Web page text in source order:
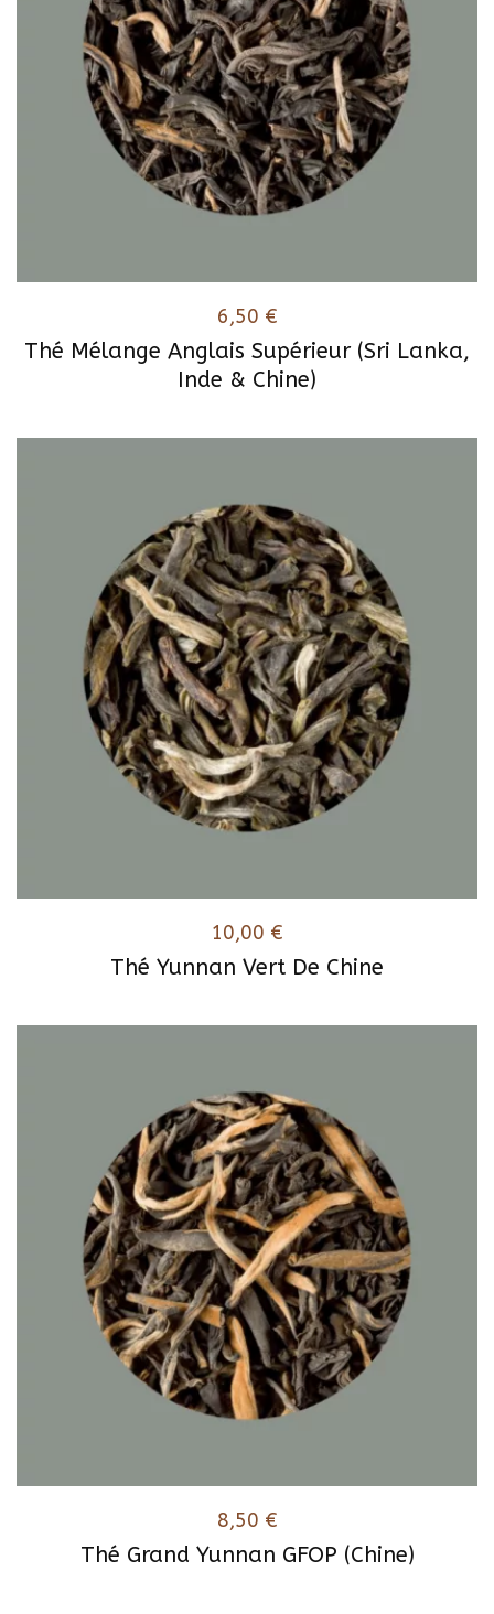
Thé Mélange Anglais Supérieur (Sri Lanka,
Inde & Chine)
6,50 €
Thé Yunnan Vert De Chine
10,00 €
Thé Grand Yunnan GFOP (Chine)
8,50 €